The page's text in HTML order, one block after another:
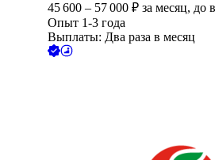
45 600 – 57 000 ₽ за месяц, до
Опыт 1-3 года
Выплаты: Два раза в месяц